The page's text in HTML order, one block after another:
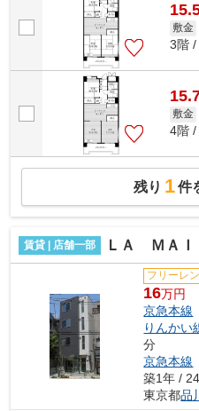
敷金
3階 /
敷金
4階 /
残り 1件
賃貸 | 店舗一部 ＬＡ ＭＡＩ
フリーレ
16万円
京急本線
りんかい
分
京急本線
築1年 /
東京都品